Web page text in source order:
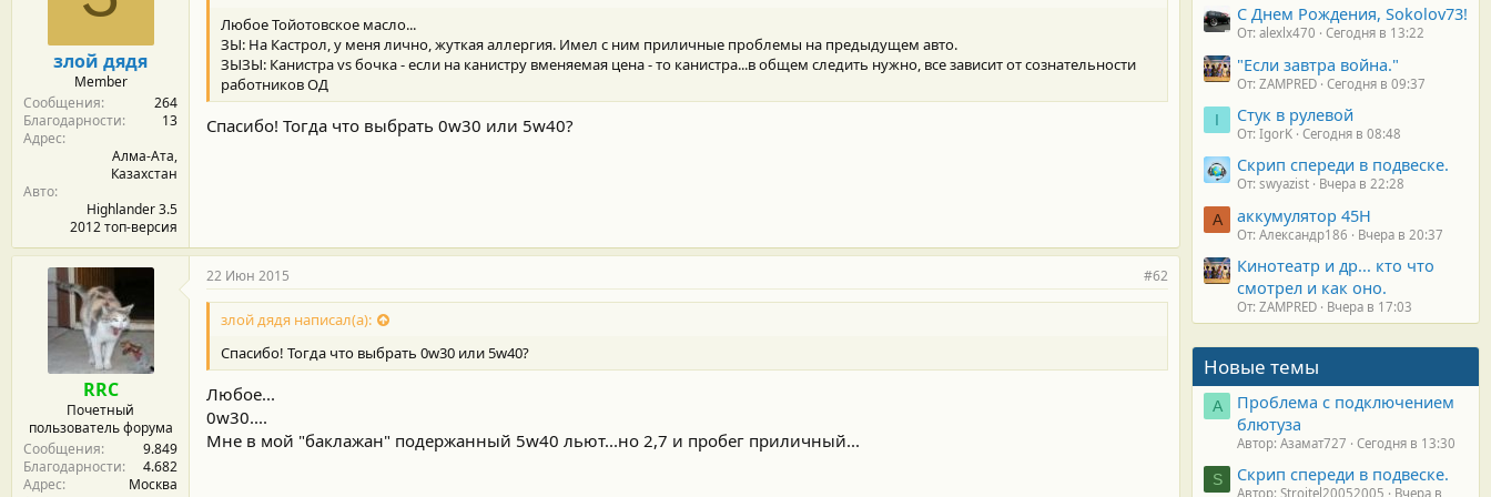
а
злой дядя
Member
Сообщения
264
Благодарности
13
Адрес
Алма-Ата,
Казахстан
Авто
Highlander 3.5
2012 топ-версия
Любое Тойотовское масло...
ЗЫ: На Кастрол, у меня лично, жуткая аллергия. Имел с ним приличные проблемы на предыдущем авто.
ЗЫЗЫ: Канистра vs бочка - если на канистру вменяемая цена - то канистра...в общем следить нужно, все зависит от сознательности
работников ОД
Спасибо! Тогда что выбрать 0w30 или 5w40?
RRC
Почетный
пользователь форума
Сообщения
9.849
Благодарности
4.682
Адрес
Москва
22 Июн 2015 #62
злой дядя написал(а):
Спасибо! Тогда что выбрать 0w30 или 5w40?
Любое...
0w30....
Мне в мой "баклажан" подержанный 5w40 льют...но 2,7 и пробег приличный...
С Днем Рождения, Sokolov73!
От: alexlx470 Сегодня в 13:22
"Если завтра война."
От: ZAMPRED Сегодня в 09:37
I Стук в рулевой
От: IgorK Сегодня в 08:48
Скрип спереди в подвеске.
От: swyazist Вчера в 22:28
А аккумулятор 45H
От: Александр186 Вчера в 20:37
Кинотеатр и др... кто что
смотрел и как оно.
От: ZAMPRED Вчера в 17:03
Новые темы
А
Проблема с подключением
блютуза
Автор: Азамат727 Сегодня в 13:30
S Скрип спереди в подвеске.
Автор: Stroitel20052005
Вчера в